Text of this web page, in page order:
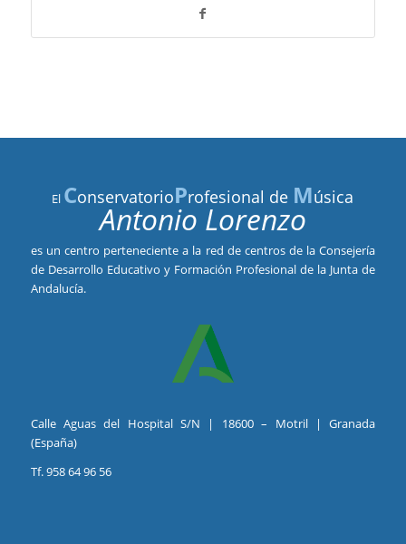
El ConservatorioProfesional de Música
Antonio Lorenzo
es un centro perteneciente a la red de centros de la Consejería
de Desarrollo Educativo y Formación Profesional de la Junta de
Andalucía.
Calle Aguas del Hospital S/N | 18600 – Motril | Granada
(España)
Tf. 958 64 96 56